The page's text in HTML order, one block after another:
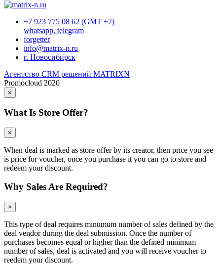
+7 923 775 08 62 (GMT +7)
whatsapp, telegram
forgetter
info@matrix-n.ru
г. Новосибирск
Агентство CRM решений MATRIXN
Promocloud 2020
×
What Is Store Offer?
×
When deal is marked as store offer by its creator, then price you see
is price for voucher, once you purchase it you can go to store and
redeem your discount.
Why Sales Are Required?
×
This type of deal requires minumum number of sales defined by the
deal vendor during the deal submission. Once the number of
purchases becomes equal or higher than the defined minimum
number of sales, deal is activated and you will receive voucher to
reedem your discount.